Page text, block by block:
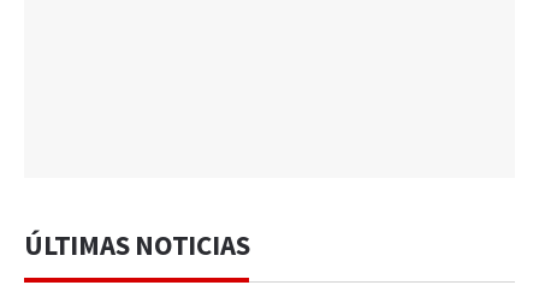
ÚLTIMAS NOTICIAS